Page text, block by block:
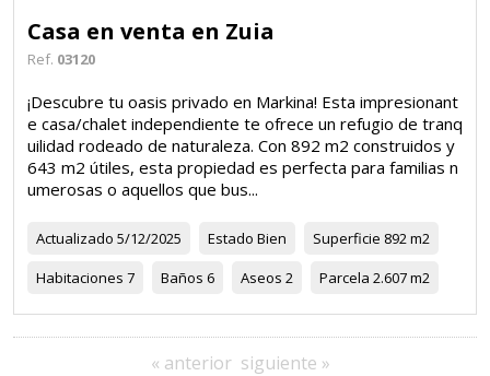
Casa en venta en Zuia
Ref. 03120
¡Descubre tu oasis privado en Markina! Esta impresionant
e casa/chalet independiente te ofrece un refugio de tranq
uilidad rodeado de naturaleza. Con 892 m2 construidos y
643 m2 útiles, esta propiedad es perfecta para familias n
umerosas o aquellos que bus...
Actualizado 5/12/2025 Estado Bien Superficie 892 m2
Habitaciones 7 Baños 6 Aseos 2 Parcela 2.607 m2
« anterior siguiente »